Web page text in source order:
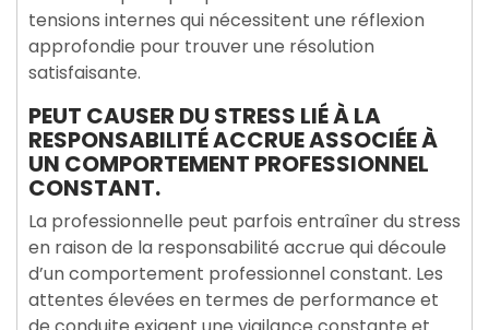
tensions internes qui nécessitent une réflexion
approfondie pour trouver une résolution
satisfaisante.
PEUT CAUSER DU STRESS LIÉ À LA
RESPONSABILITÉ ACCRUE ASSOCIÉE À
UN COMPORTEMENT PROFESSIONNEL
CONSTANT.
La professionnelle peut parfois entraîner du stress
en raison de la responsabilité accrue qui découle
d’un comportement professionnel constant. Les
attentes élevées en termes de performance et